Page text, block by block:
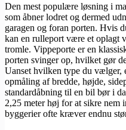
Den mest populære løsning i
som åbner lodret og dermed
garagen og foran porten. Hvis
kan en rulleport være et oplagt
tromle. Vippeporte er en
porten svinger op, hvilket gør
Uanset hvilken type du vælger,
opmåling af bredde, højde,
standardåbning til en bil bør i
2,25 meter høj for at sikre nem
byggerier ofte kræver endnu